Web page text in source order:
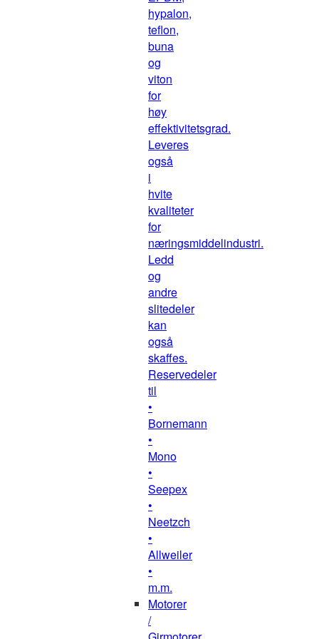
hypalon,
teflon,
buna
og
viton
for
høy
effektivitetsgrad.
Leveres
også
i
hvite
kvaliteter
for
næringsmiddelindustri.
Ledd
og
andre
slitedeler
kan
også
skaffes.
Reservedeler
til
•
Bornemann
•
Mono
•
Seepex
•
Neetzch
•
Allweiler
•
m.m.
Motorer
/